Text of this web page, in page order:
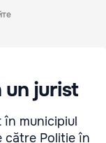
un jurist
în municipiul
către Poliție în